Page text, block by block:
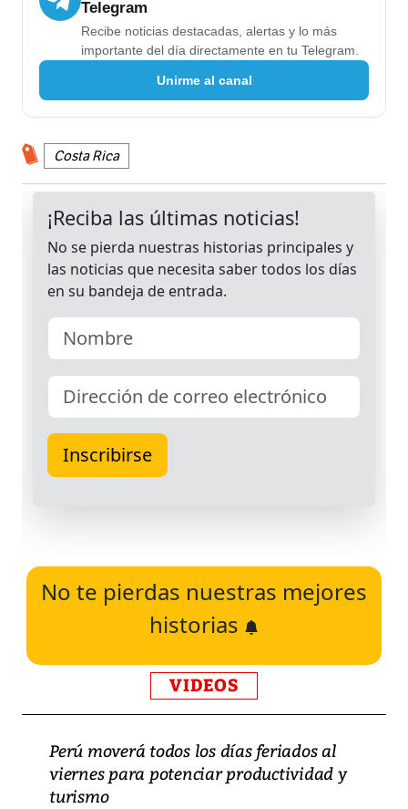
Telegram
Recibe noticias destacadas, alertas y lo más
importante del día directamente en tu Telegram.
Unirme al canal
Costa Rica
No te pierdas nuestras mejores
historias
VIDEOS
Perú moverá todos los días feriados al
viernes para potenciar productividad y
turismo